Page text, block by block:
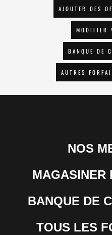
AJOUTER DES
MODIFIER
BANQUE DE
AUTRES
NOS
MAGASINER
BANQUE DE
TOUS LES